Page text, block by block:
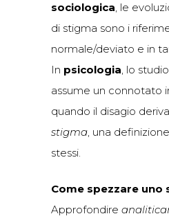
sociologica, le
di stigma sono i
normale/deviato e in
In psicologia, lo
assume un connotato
quando il disagio
stigma, una
stessi.
Come spezzare uno
Approfondire